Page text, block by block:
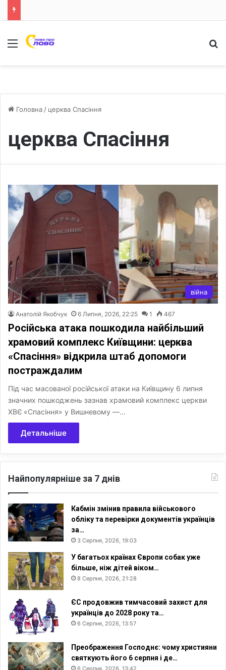
Меню
Головна / церква Спасіння
церква Спасіння
війна
Анатолій Якобчук 6 Липня, 2026, 22:25 1 467
Російська атака пошкодила найбільший
храмовий комплекс Київщини: церква
«Спасіння» відкрила штаб допомоги
постраждалим
Під час масованої російської атаки на Київщину 6 липня
значних пошкоджень зазнав храмовий комплекс церкви
ХВЄ «Спасіння» у Вишневому —…
Детальніше
Найпопулярніше за 7 днів
Кабмін змінив правила військового
обліку та перевірки документів українців
за…
3 Серпня, 2026, 19:03
У багатьох країнах Європи собак уже
більше, ніж дітей віком…
8 Серпня, 2026, 21:28
ЄС продовжив тимчасовий захист для
українців до 2028 року та…
6 Серпня, 2026, 13:57
Преображення Господнє: чому християни
святкують його 6 серпня і де…
6 Серпня, 2026, 13:42